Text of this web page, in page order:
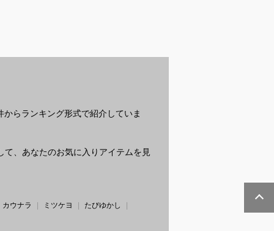
らランキング形式で紹介していま
、あなたのお気に入りアイテムを見
カウナラ ミツケヨ
たびゆかし